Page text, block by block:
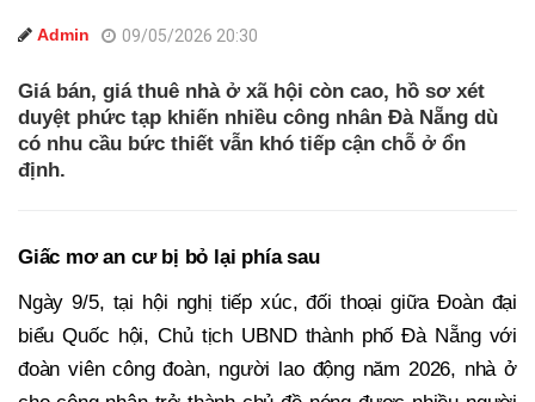
Admin 09/05/2026 20:30
Giá bán, giá thuê nhà ở xã hội còn cao, hồ sơ xét
duyệt phức tạp khiến nhiều công nhân Đà Nẵng dù
có nhu cầu bức thiết vẫn khó tiếp cận chỗ ở ổn
định.
Giấc mơ an cư bị bỏ lại phía sau
Ngày 9/5, tại hội nghị tiếp xúc, đối thoại giữa Đoàn đại
biểu Quốc hội, Chủ tịch UBND thành phố Đà Nẵng với
đoàn viên công đoàn, người lao động năm 2026, nhà ở